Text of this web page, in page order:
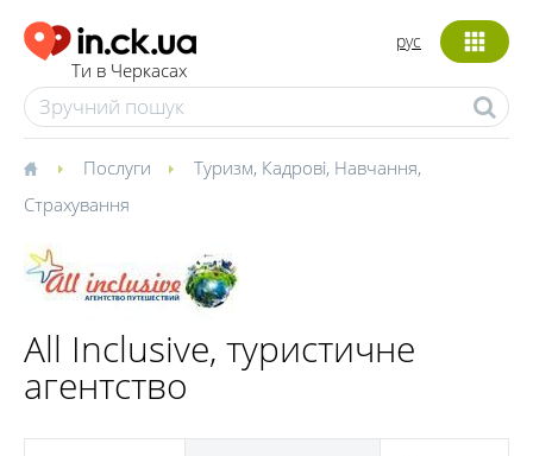
Ти в Черкасах
рус
Послуги Туризм, Кадрові, Навчання,
Страхування
All Inclusive, туристичне
агентство